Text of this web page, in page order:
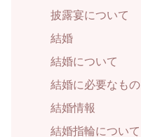
披露宴について
結婚
結婚について
結婚に必要なもの
結婚情報
結婚指輪について